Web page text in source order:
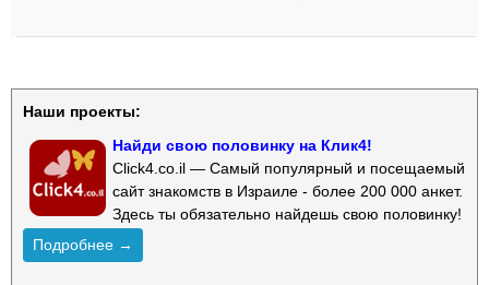
Наши проекты:
Найди свою половинку на Клик4!
Click4.co.il — Самый популярный и посещаемый
сайт знакомств в Израиле - более 200 000 анкет.
Здесь ты обязательно найдешь свою половинку!
Подробнее →